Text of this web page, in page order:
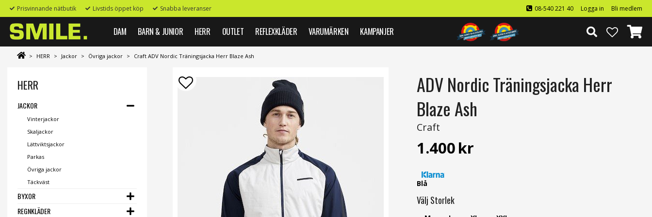
Prisvinnande nätbutik Livstids öppet köp Snabba leveranser 08-540 221 40 Logga in Bli medlem
DAM BARN & JUNIOR HERR OUTLET REFLEXKLÄDER VARUMÄRKEN KAMPANJER
> HERR > Jackor > Övriga jackor > Craft ADV Nordic Träningsjacka Herr Blaze Ash
HERR
JACKOR
Vinterjackor
Skaljackor
Lättviktsjackor
Parkas
Övriga jackor
Täckväst
BYXOR
REGNKLÄDER
ADV Nordic Träningsjacka Herr
Blaze Ash
Craft
1.400kr
Blå
Välj Storlek